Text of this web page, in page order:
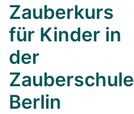
Zauberkurs
für Kinder in
der
Zauberschule
Berlin